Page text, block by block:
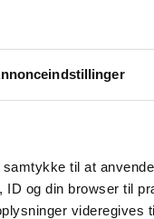
til at
ID og din browser til
videregives